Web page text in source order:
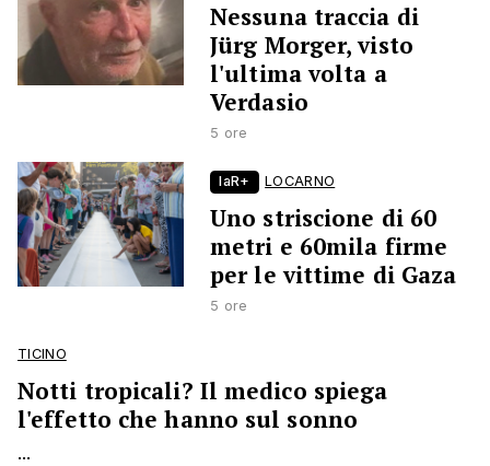
Nessuna traccia di
Jürg Morger, visto
l'ultima volta a
Verdasio
5 ore
laR+ LOCARNO
Uno striscione di 60
metri e 60mila firme
per le vittime di Gaza
5 ore
TICINO
Notti tropicali? Il medico spiega
l'effetto che hanno sul sonno
...